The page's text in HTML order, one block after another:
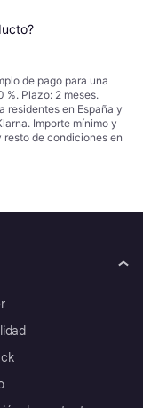
de pago para una
%. Plazo: 2 meses.
residentes en España y
Importe mínimo y
resto de condiciones en